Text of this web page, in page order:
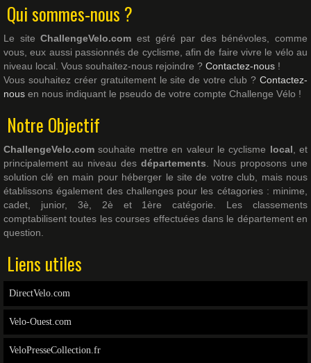
Qui sommes-nous ?
Le siteChallengeVelo.com est géré par des bénévoles, comme
vous, eux aussi passionnés de cyclisme, afin de faire vivre le vélo au
niveau local. Vous souhaitez-nous rejoindre ? Contactez-nous !
Vous souhaitez créer gratuitement le site de votre club ? Contactez-
nous en nous indiquant le pseudo de votre compte Challenge Vélo !
Notre Objectif
ChallengeVelo.com souhaite mettre en valeur le cyclisme local, et
principalement au niveau des départements. Nous proposons une
solution clé en main pour héberger le site de votre club, mais nous
établissons également des challenges pour les cétagories : minime,
cadet, junior, 3è, 2è et 1ère catégorie. Les classements
comptabilisent toutes les courses effectuées dans le département en
question.
Liens utiles
DirectVelo.com
Velo-Ouest.com
VeloPresseCollection.fr